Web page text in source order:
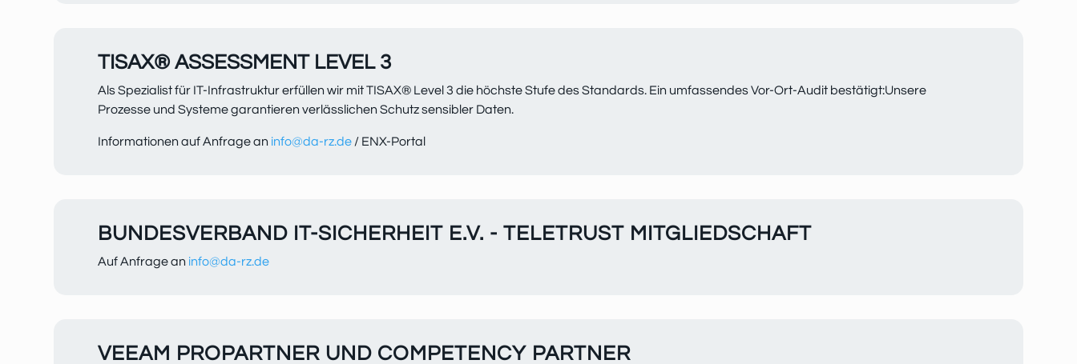
TISAX® ASSESSMENT LEVEL 3
Als Spezialist für IT-Infrastruktur erfüllen wir mit TISAX® Level 3 die höchste Stufe des Standards. Ein umfassendes Vor-Ort-Audit bestätigt:Unsere
Prozesse und Systeme garantieren verlässlichen Schutz sensibler Daten.
Informationen auf Anfrage an info@da-rz.de / ENX-Portal
BUNDESVERBAND IT-SICHERHEIT E.V. - TELETRUST MITGLIEDSCHAFT
Auf Anfrage an info@da-rz.de
VEEAM PROPARTNER UND COMPETENCY PARTNER